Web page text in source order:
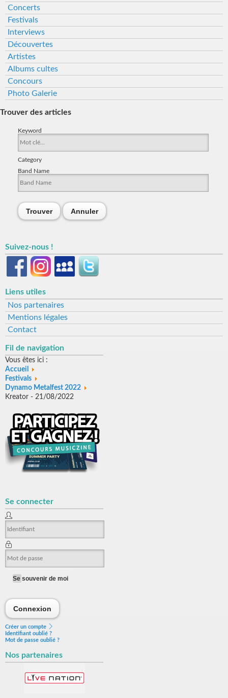
Concerts
Festivals
Interviews
Découvertes
Artistes
Albums cultes
Concours
Photo Galerie
Trouver des articles
Keyword
Category
Band Name
Trouver Annuler
Suivez-nous !
Liens utiles
Nos partenaires
Mentions légales
Contact
Fil de navigation
Vous êtes ici :
Accueil
Festivals
Dynamo Metalfest 2022
Kreator - 21/08/2022
Se connecter
Se souvenir de moi
Connexion
Créer un compte
Identifiant oublié ?
Mot de passe oublié ?
Nos partenaires